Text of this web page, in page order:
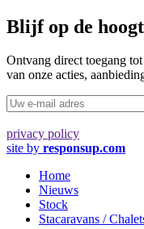
Blijf op de
Ontvang direct toegang
van onze acties,
privacy policy
site by responsup.com
Home
Nieuws
Stock
Stacaravans /